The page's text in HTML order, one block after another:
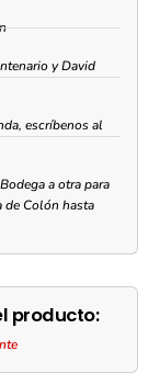
y David
escríbenos al
a otra para
de Colón hasta
producto: